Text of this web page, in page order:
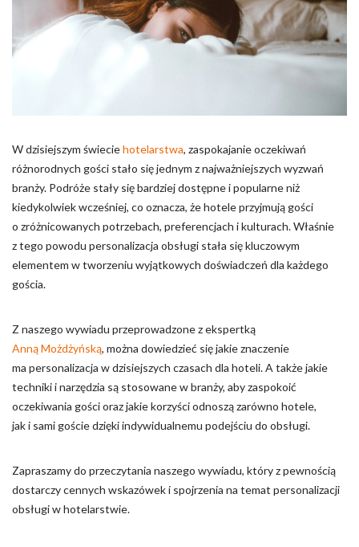
W dzisiejszym świeciehotelarstwa, zaspokajanie oczekiwań
różnorodnych gości stało się jednym z najważniejszych wyzwań
branży. Podróże stały się bardziej dostępne i popularne niż
kiedykolwiek wcześniej, co oznacza, że hotele przyjmują gości
o zróżnicowanych potrzebach, preferencjach i kulturach. Właśnie
z tego powodu personalizacja obsługi stała się kluczowym
elementem w tworzeniu wyjątkowych doświadczeń dla każdego
gościa.
Z naszego wywiadu przeprowadzone z ekspertką
Anną Możdżyńską, można dowiedzieć się jakie znaczenie
ma personalizacja w dzisiejszych czasach dla hoteli. A także jakie
techniki i narzędzia są stosowane w branży, aby zaspokoić
oczekiwania gości oraz jakie korzyści odnoszą zarówno hotele,
jak i sami goście dzięki indywidualnemu podejściu do obsługi.
Zapraszamy do przeczytania naszego wywiadu, który z pewnością
dostarczy cennych wskazówek i spojrzenia na temat personalizacji
obsługi w hotelarstwie.
zapamiętanie informacji, które zmieniają wygląd lub
funkcjonowanie strony, np. preferowany język lub region, w
którym znajduje się użytkownik.
zachowują się na stronie, gromadząc i zgłaszając anonimowe
informacje.
Marketing
Marketingowe pliki cookie stosowane są w celu śledzenia
użytkowników na stronach internetowych. Celem jest
wyświetlanie reklam, które są istotne i interesujące dla
Nieklasyfikowane
Nieklasyfikowane pliki cookie, to pliki, które są w procesie
klasyfikowania, wraz z dostawcami poszczególnych ciasteczek.
Zapisz moje preferencje